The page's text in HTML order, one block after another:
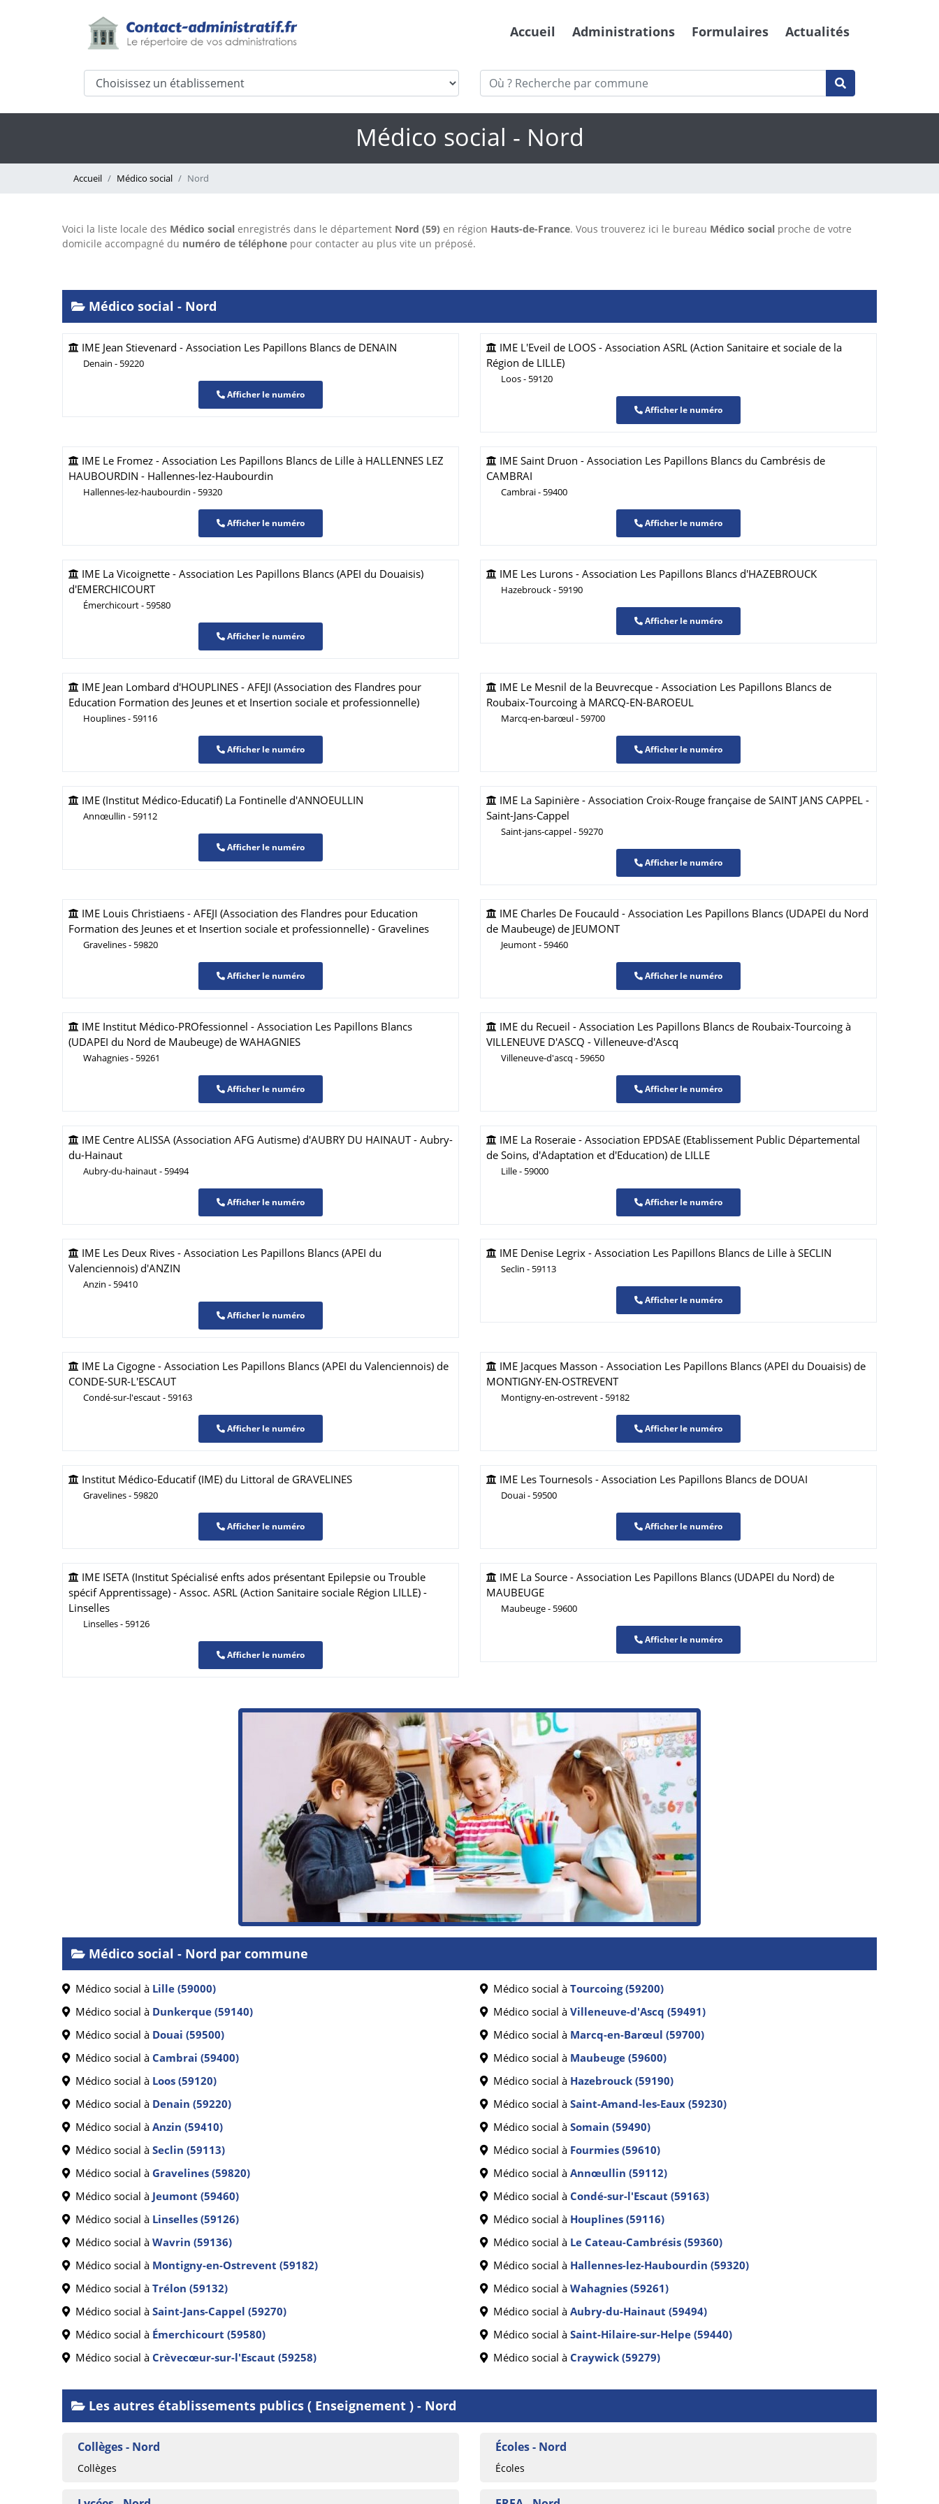
Accueil Administrations Formulaires Actualités
Médico social - Nord
Accueil Médico social Nord
Voici la liste locale des Médico social enregistrés dans le département Nord (59) en région Hauts-de-France. Vous trouverez ici le bureau Médico social proche de votre
domicile accompagné du numéro de téléphone pour contacter au plus vite un préposé.
Médico social - Nord
IME Jean Stievenard - Association Les Papillons Blancs de DENAIN
Denain - 59220
Afficher le numéro
IME L'Eveil de LOOS - Association ASRL (Action Sanitaire et sociale de la
Région de LILLE)
Loos - 59120
Afficher le numéro
IME Le Fromez - Association Les Papillons Blancs de Lille à HALLENNES LEZ
HAUBOURDIN - Hallennes-lez-Haubourdin
Hallennes-lez-haubourdin - 59320
Afficher le numéro
IME Saint Druon - Association Les Papillons Blancs du Cambrésis de
CAMBRAI
Cambrai - 59400
Afficher le numéro
IME La Vicoignette - Association Les Papillons Blancs (APEI du Douaisis)
d'EMERCHICOURT
Émerchicourt - 59580
Afficher le numéro
IME Les Lurons - Association Les Papillons Blancs d'HAZEBROUCK
Hazebrouck - 59190
Afficher le numéro
IME Jean Lombard d'HOUPLINES - AFEJI (Association des Flandres pour
Education Formation des Jeunes et et Insertion sociale et professionnelle)
Houplines - 59116
Afficher le numéro
IME Le Mesnil de la Beuvrecque - Association Les Papillons Blancs de
Roubaix-Tourcoing à MARCQ-EN-BAROEUL
Marcq-en-barœul - 59700
Afficher le numéro
IME (Institut Médico-Educatif) La Fontinelle d'ANNOEULLIN
Annœullin - 59112
Afficher le numéro
IME La Sapinière - Association Croix-Rouge française de SAINT JANS CAPPEL -
Saint-Jans-Cappel
Saint-jans-cappel - 59270
Afficher le numéro
IME Louis Christiaens - AFEJI (Association des Flandres pour Education
Formation des Jeunes et et Insertion sociale et professionnelle) - Gravelines
Gravelines - 59820
Afficher le numéro
IME Charles De Foucauld - Association Les Papillons Blancs (UDAPEI du Nord
de Maubeuge) de JEUMONT
Jeumont - 59460
Afficher le numéro
IME Institut Médico-PROfessionnel - Association Les Papillons Blancs
(UDAPEI du Nord de Maubeuge) de WAHAGNIES
Wahagnies - 59261
Afficher le numéro
IME du Recueil - Association Les Papillons Blancs de Roubaix-Tourcoing à
VILLENEUVE D'ASCQ - Villeneuve-d'Ascq
Villeneuve-d'ascq - 59650
Afficher le numéro
IME Centre ALISSA (Association AFG Autisme) d'AUBRY DU HAINAUT - Aubry-
du-Hainaut
Aubry-du-hainaut - 59494
Afficher le numéro
IME La Roseraie - Association EPDSAE (Etablissement Public Départemental
de Soins, d'Adaptation et d'Education) de LILLE
Lille - 59000
Afficher le numéro
IME Les Deux Rives - Association Les Papillons Blancs (APEI du
Valenciennois) d'ANZIN
Anzin - 59410
Afficher le numéro
IME Denise Legrix - Association Les Papillons Blancs de Lille à SECLIN
Seclin - 59113
Afficher le numéro
IME La Cigogne - Association Les Papillons Blancs (APEI du Valenciennois) de
CONDE-SUR-L'ESCAUT
Condé-sur-l'escaut - 59163
Afficher le numéro
IME Jacques Masson - Association Les Papillons Blancs (APEI du Douaisis) de
MONTIGNY-EN-OSTREVENT
Montigny-en-ostrevent - 59182
Afficher le numéro
Institut Médico-Educatif (IME) du Littoral de GRAVELINES
Gravelines - 59820
Afficher le numéro
IME Les Tournesols - Association Les Papillons Blancs de DOUAI
Douai - 59500
Afficher le numéro
IME ISETA (Institut Spécialisé enfts ados présentant Epilepsie ou Trouble
spécif Apprentissage) - Assoc. ASRL (Action Sanitaire sociale Région LILLE) -
Linselles
Linselles - 59126
Afficher le numéro
IME La Source - Association Les Papillons Blancs (UDAPEI du Nord) de
MAUBEUGE
Maubeuge - 59600
Afficher le numéro
Médico social - Nord par commune
Médico social à Lille (59000) Médico social à Tourcoing (59200)
Médico social à Dunkerque (59140) Médico social à Villeneuve-d'Ascq (59491)
Médico social à Douai (59500) Médico social à Marcq-en-Barœul (59700)
Médico social à Cambrai (59400) Médico social à Maubeuge (59600)
Médico social à Loos (59120) Médico social à Hazebrouck (59190)
Médico social à Denain (59220) Médico social à Saint-Amand-les-Eaux (59230)
Médico social à Anzin (59410) Médico social à Somain (59490)
Médico social à Seclin (59113) Médico social à Fourmies (59610)
Médico social à Gravelines (59820) Médico social à Annœullin (59112)
Médico social à Jeumont (59460) Médico social à Condé-sur-l'Escaut (59163)
Médico social à Linselles (59126) Médico social à Houplines (59116)
Médico social à Wavrin (59136) Médico social à Le Cateau-Cambrésis (59360)
Médico social à Montigny-en-Ostrevent (59182) Médico social à Hallennes-lez-Haubourdin (59320)
Médico social à Trélon (59132) Médico social à Wahagnies (59261)
Médico social à Saint-Jans-Cappel (59270) Médico social à Aubry-du-Hainaut (59494)
Médico social à Émerchicourt (59580) Médico social à Saint-Hilaire-sur-Helpe (59440)
Médico social à Crèvecœur-sur-l'Escaut (59258) Médico social à Craywick (59279)
Les autres établissements publics ( Enseignement ) - Nord
Collèges - Nord
Collèges
Écoles - Nord
Écoles